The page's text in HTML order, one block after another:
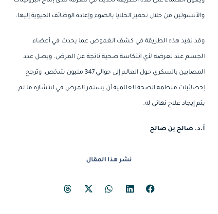
والأنسولين من خلال تحفيز الخلايا بالضوء وإعادة الوظائف الحيوية إليها.
وقد تفيد هذه الطريقة في كشف الغموض عما يحدث في أعضاء
الجسم عند تعرضه لأي انتكاسة صحية ناتجة عن المرض. ويصل عدد
المصابين بالسكري حول العالم إلى حوالي 347 مليون شخص، وترجح
إحصائيات منظمة الصحة العالمية أن يستمر المرض في انتشاره ما لم
يتم إيجاد علاج نهائي له.
أ.د. صالح بن صالح
نشر هذا المقال